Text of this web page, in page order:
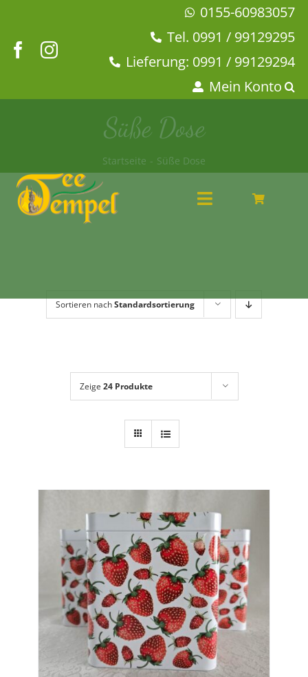
springen
0155-60983057
Tel. 0991 / 99129295
Lieferung: 0991 / 99129294
Mein Konto
Toggle
Geschirr
Über mich
Süße Dose
Startseite Süße Dose
Sortieren nachStandardsortierung
Zeige 24 Produkte